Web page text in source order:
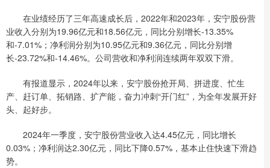
在业绩经历了三年高速成长后，2022年和2023年，安宁股份营
业收入分别为19.96亿元和18.56亿元，同比分别增长-13.35%
和-7.01%；净利润分别为10.95亿元和9.36亿元，同比分别增
长-23.72%和-14.46%。公司营收和净利润连续两年双双下滑。
有报道显示，2024年以来，安宁股份抢开局、拼进度、忙生
产、赶订单、拓销路、扩产能，奋力冲刺“开门红”，为全年发展开好
头、起好步。
2024年一季度，安宁股份营业收入达4.45亿元，同比增长
0.03%；净利润达2.30亿元，同比下降0.57%，基本止住快速下滑趋
势。